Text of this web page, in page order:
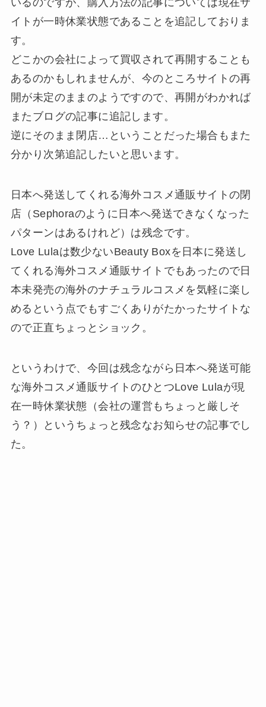
イトが一時休業状態であることを追記しておりま
す。
どこかの会社によって買収されて再開することも
あるのかもしれませんが、今のところサイトの再
開が未定のままのようですので、再開がわかれば
またブログの記事に追記します。
逆にそのまま閉店…ということだった場合もまた
分かり次第追記したいと思います。
日本へ発送してくれる海外コスメ通販サイトの閉
店（Sephoraのように日本へ発送できなくなった
パターンはあるけれど）は残念です。
Love Lulaは数少ないBeauty Boxを日本に発送し
てくれる海外コスメ通販サイトでもあったので日
本未発売の海外のナチュラルコスメを気軽に楽し
めるという点でもすごくありがたかったサイトな
ので正直ちょっとショック。
というわけで、今回は残念ながら日本へ発送可能
な海外コスメ通販サイトのひとつLove Lulaが現
在一時休業状態（会社の運営もちょっと厳しそ
う？）というちょっと残念なお知らせの記事でし
た。